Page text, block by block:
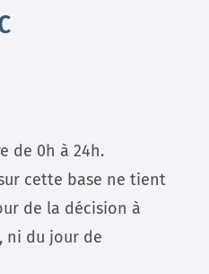
de 0h à 24h.
cette base ne tient
de la décision à
ni du jour de